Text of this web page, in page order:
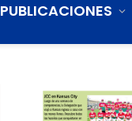
PUBLICACIONES